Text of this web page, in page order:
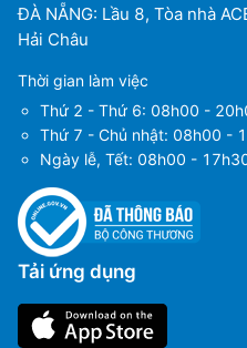
ĐÀ NẴNG: Lầu 8, Tòa nhà
Hải Châu
Thời gian làm việc
Thứ 2 - Thứ 6: 08h00 -
Thứ 7 - Chủ nhật: 08h00 -
Ngày lễ, Tết: 08h00 -
Tải ứng dụng
Ms Hằng